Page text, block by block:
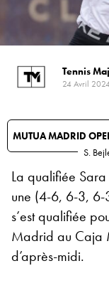
Tennis
24 Avril 2024
MUTUA MADRID
S.
La qualifiée
une (4-6, 6-3, 6-
s’est qualifiée
Madrid au Caja
d’après-midi.